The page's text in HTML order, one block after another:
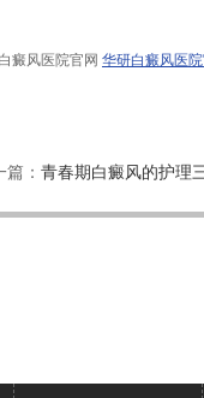
癜风医院官网 华研白癜风医
篇： 青春期白癜风的护理